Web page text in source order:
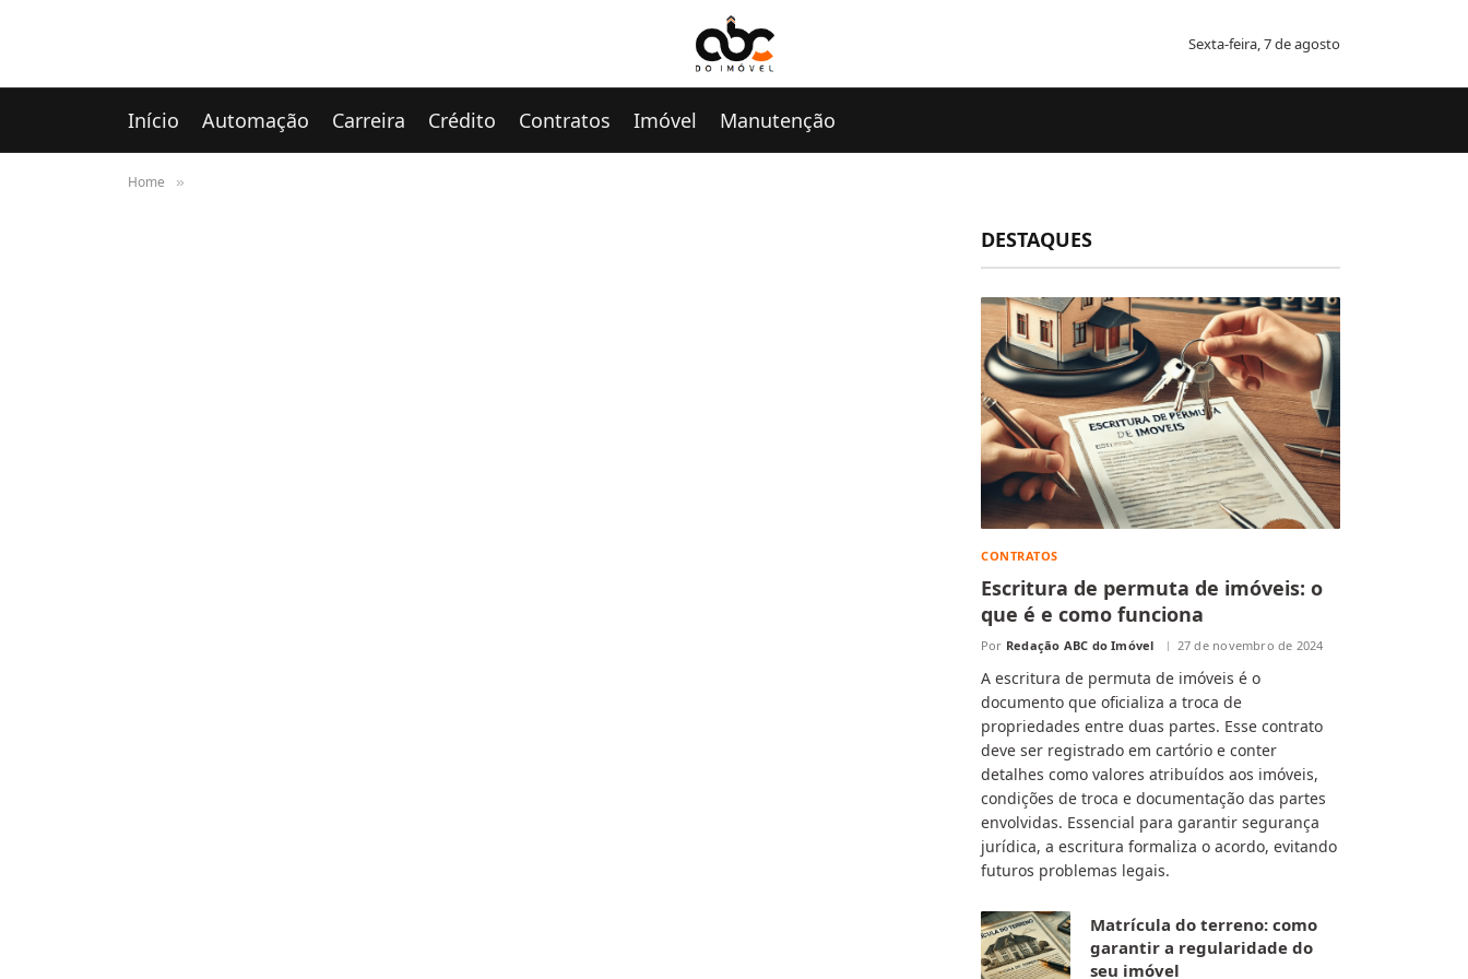
Sexta-feira, 7 de agosto
Início Automação Carreira Crédito Contratos Imóvel Manutenção
Home »
DESTAQUES
CONTRATOS
Escritura de permuta de imóveis: o
que é e como funciona
Por Redação ABC do Imóvel 27 de novembro de 2024
A escritura de permuta de imóveis é o
documento que oficializa a troca de
propriedades entre duas partes. Esse contrato
deve ser registrado em cartório e conter
detalhes como valores atribuídos aos imóveis,
condições de troca e documentação das partes
envolvidas. Essencial para garantir segurança
jurídica, a escritura formaliza o acordo, evitando
futuros problemas legais.
Matrícula do terreno: como
garantir a regularidade do
seu imóvel